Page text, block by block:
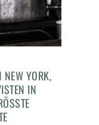
NEW YORK,
IN
K